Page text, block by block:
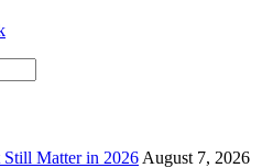
Matter in 2026 August 7, 2026